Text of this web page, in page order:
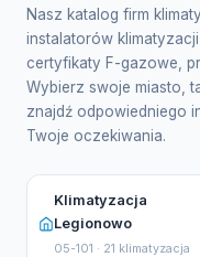
Nasz katalog firm
instalatorów
certyfikaty F-gazowe,
Wybierz swoje miasto,
znajdź odpowiedniego
Twoje oczekiwania.
Klimatyzacja
Legionowo
05-101 · 21 klimatyzacja